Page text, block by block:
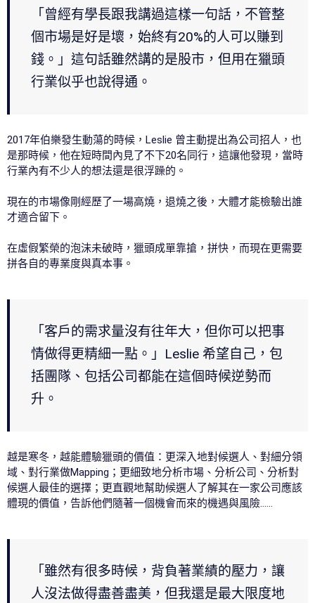
「曾經有學長跟我講過這樣一句話，不管整
個市場是好是壞，始終有20%的人可以賺到
錢。」這句話雖然講的是股市，但用在獵頭
行業似乎也說得通。
2017年伯樂發生動蕩的時候，Leslie 曾主動提出為公司招人，也
是那時候，他在短時間內見了不下20名同行，這讓他發現，當時
行業內有不少人的想法還是很浮躁的。
現在的市場像剛經歷了一場高燒，退燒之後，大體才能檢驗出誰
才適合留下。
在虛假繁榮的泡沫未破時，獵頭成單靠搶，拼快，而現在更需要
拼各自的專業度與真本事。
「客戶的需求量沒有往年大，但你可以把事
情做得更精細一點。」Leslie 希望自己，包
括團隊、包括公司都能在這個時候逆勢而
升。
越是寒冬，越能體驗獵頭的價值：更深入地對候選人、對細分領
域、對行業做Mapping；更細致地分析市場、分析公司、分析對
候選人最佳的選擇；更直觀地幫助候選人了解其在一家公司應該
體現的價值，告訴他們隨著一個機會而來的機遇與風險……
「雖然有很多時候，背負著業績的壓力，讓
人沒法做得盡善盡美，但我還是最大限度地